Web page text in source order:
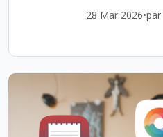
28 Mar 2026•par